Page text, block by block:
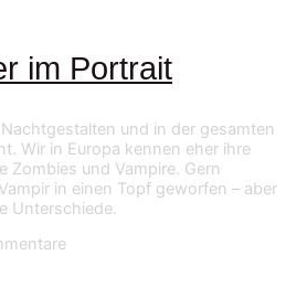
im Portrait
und in der gesamten
Wir in Europa kennen eher ihre
Zombies und Vampire. Gern
in einen Topf geworfen – aber
Unterschiede.